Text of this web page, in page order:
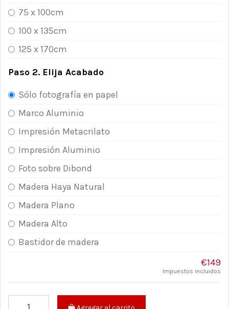
75 x 100cm
100 x 135cm
125 x 170cm
Paso 2. Elija Acabado
Sólo fotografía en papel
Marco Aluminio
Impresión Metacrilato
Impresión Aluminio
Foto sobre Dibond
Madera Haya Natural
Madera Plano
Madera Alto
Bastidor de madera
€149
Impuestos incluidos